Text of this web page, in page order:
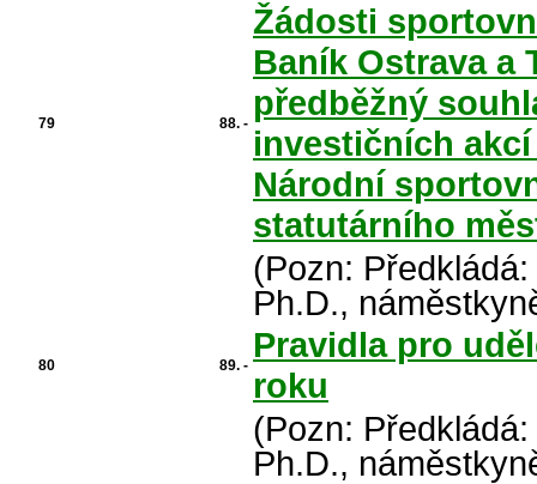
79 88. -
Žádosti
Baník Ostrava a
předběžný
investičních
Národní
statutárního
(Pozn:
Ph.D.,
80 89. -
Pravidla pro
roku
(Pozn:
Ph.D.,